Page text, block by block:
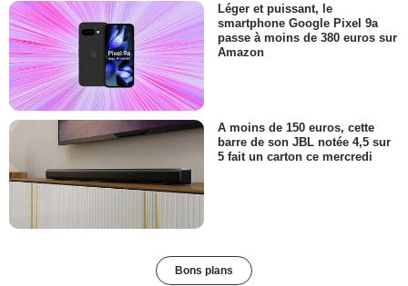
Léger et puissant, le
smartphone Google Pixel 9a
passe à moins de 380 euros sur
Amazon
A moins de 150 euros, cette
barre de son JBL notée 4,5 sur
5 fait un carton ce mercredi
Bons plans